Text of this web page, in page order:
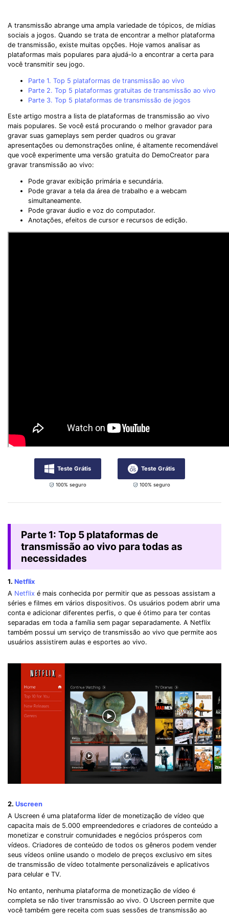
A transmissão abrange uma ampla variedade de tópicos, de mídias
sociais a jogos. Quando se trata de encontrar a melhor plataforma
de transmissão, existe muitas opções. Hoje vamos analisar as
plataformas mais populares para ajudá-lo a encontrar a certa para
você transmitir seu jogo.
Parte 1. Top 5 plataformas de transmissão ao vivo
Parte 2. Top 5 plataformas gratuitas de transmissão ao vivo
Parte 3. Top 5 plataformas de transmissão de jogos
Este artigo mostra a lista de plataformas de transmissão ao vivo
mais populares. Se você está procurando o melhor gravador para
gravar suas gameplays sem perder quadros ou gravar
apresentações ou demonstrações online, é altamente recomendável
que você experimente uma versão gratuita do DemoCreator para
gravar transmissão ao vivo:
Pode gravar exibição primária e secundária.
Pode gravar a tela da área de trabalho e a webcam
simultaneamente.
Pode gravar áudio e voz do computador.
Anotações, efeitos de cursor e recursos de edição.
Teste Grátis
100% seguro
Teste Grátis
100% seguro
Parte 1: Top 5 plataformas de
transmissão ao vivo para todas as
necessidades
1. Netflix
A Netflix é mais conhecida por permitir que as pessoas assistam a
séries e filmes em vários dispositivos. Os usuários podem abrir uma
conta e adicionar diferentes perfis, o que é ótimo para ter contas
separadas em toda a família sem pagar separadamente. A Netflix
também possui um serviço de transmissão ao vivo que permite aos
usuários assistirem aulas e esportes ao vivo.
2. Uscreen
A Uscreen é uma plataforma líder de monetização de vídeo que
capacita mais de 5.000 empreendedores e criadores de conteúdo a
monetizar e construir comunidades e negócios prósperos com
vídeos. Criadores de conteúdo de todos os gêneros podem vender
seus vídeos online usando o modelo de preços exclusivo em sites
de transmissão de vídeo totalmente personalizáveis ​​e aplicativos
para celular e TV.
No entanto, nenhuma plataforma de monetização de vídeo é
completa se não tiver transmissão ao vivo. O Uscreen permite que
você também gere receita com suas sessões de transmissão ao